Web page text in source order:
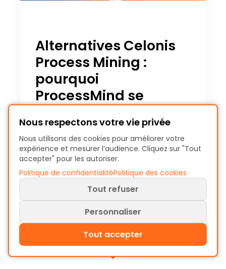
Alternatives Celonis
Process Mining :
pourquoi
ProcessMind se
Comparez Celonis et ProcessMind
pour 2025. Découvrez le logiciel de
process mining le plus adapté à vos
besoins et à votre budget.
Christiaan Esmeijer
6 mai 2025 - 6 min de lecture
Nous respectons votre vie privée
Nous utilisons des cookies pour améliorer votre
expérience et mesurer l’audience. Cliquez sur "Tout
accepter" pour les autoriser.
Politique de confidentialitéPolitique des cookies
Tout refuser
Personnaliser
Tout accepter